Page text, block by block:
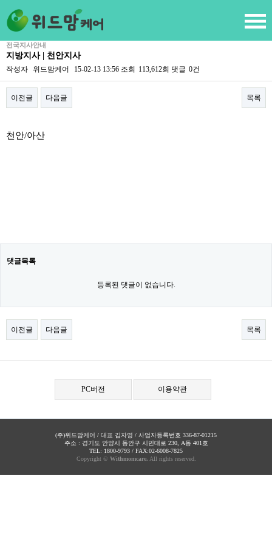
전국지사안내
지방지사 | 천안지사
작성자 위드맘케어 15-02-13 13:56 조회 113,612회 댓글 0건
이전글 다음글 목록
천안/아산
댓글목록
등록된 댓글이 없습니다.
이전글 다음글 목록
PC버전 이용약관
(주)위드맘케어 / 대표 김자영 / 사업자등록번호 336-87-01215
주소 : 경기도 안양시 동안구 시민대로 230, A동 401호
TEL: 1800-9793 / FAX:02-6008-7825
Copyright © Withmomcare. All rights reserved.